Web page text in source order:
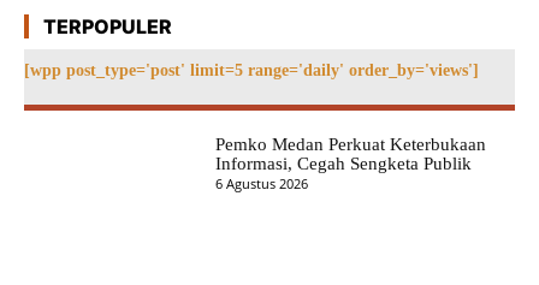
TERPOPULER
[wpp post_type='post' limit=5 range='daily' order_by='views']
Pemko Medan Perkuat Keterbukaan
Informasi, Cegah Sengketa Publik
6 Agustus 2026